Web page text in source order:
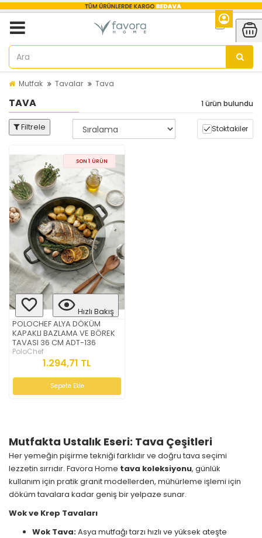
Mutfak Tavalar Tava
TAVA 1 ürün bulundu
Filtrele Stoktakiler
SON 1 ÜRÜN
Hızlı Bakış
POLOCHEF ALYA DÖKÜM
KAPAKLI BAZLAMA VE BÖREK
TAVASI 36 CM ADT-136
PoloChef
1.294,71 TL
Sepete Ekle
Mutfakta Ustalık Eseri: Tava Çeşitleri
Her yemeğin pişirme tekniği farklıdır ve doğru tava seçimi
lezzetin sırrıdır. Favora Home tava koleksiyonu, günlük
kullanım için pratik granit modellerden, mühürleme işlemi için
döküm tavalara kadar geniş bir yelpaze sunar.
Wok ve Krep Tavaları
Wok Tava:Asya mutfağı tarzı hızlı ve yüksek ateşte